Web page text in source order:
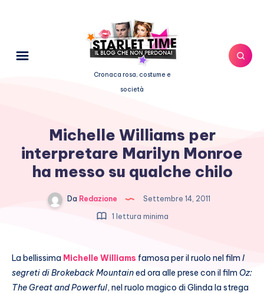
Cronaca rosa, costume e
società
Michelle Williams per
interpretare Marilyn Monroe
ha messo su qualche chilo
Da Redazione
Settembre 14, 2011
1 lettura minima
La bellissima Michelle Williams famosa per il ruolo nel film I
segreti di Brokeback Mountained ora alle prese con il film Oz:
The Great and Powerful, nel ruolo magico di Glinda la strega